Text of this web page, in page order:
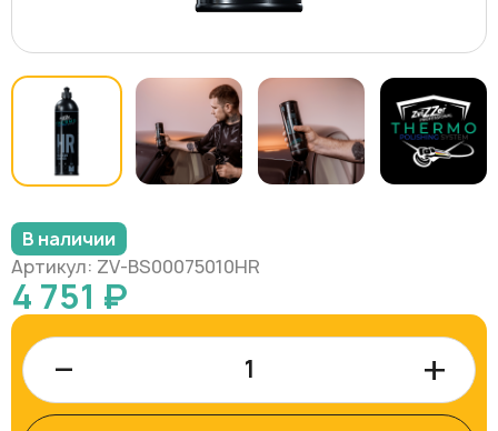
В наличии
Артикул: ZV-BS00075010HR
4 751 ₽
– +